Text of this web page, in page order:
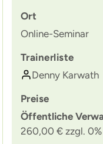
Ort
Online-Seminar
Trainerliste
Denny Karwath
Preise
Öffentliche
260,00 € zzgl.